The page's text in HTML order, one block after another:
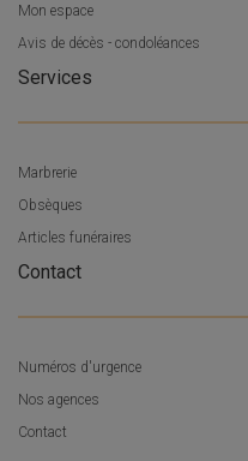
Mon espace
Avis de décès - condoléances
Services
Marbrerie
Obsèques
Articles funéraires
Contact
Numéros d'urgence
Nos agences
Contact